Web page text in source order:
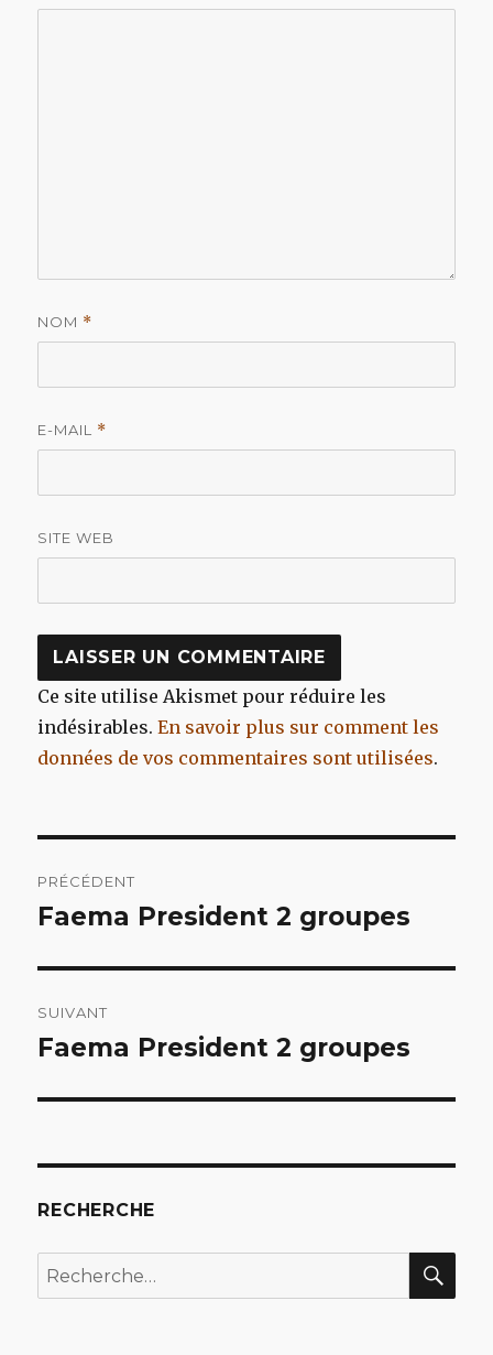
NOM *
E-MAIL *
SITE WEB
Ce site utilise Akismet pour réduire les
indésirables.En savoir plus sur comment les
données de vos commentaires sont utilisées.
de
PRÉCÉDENT
Article
Faema President 2 groupes
SUIVANT
Article
Faema President 2 groupes
RECHERCHE
Recherche
pour